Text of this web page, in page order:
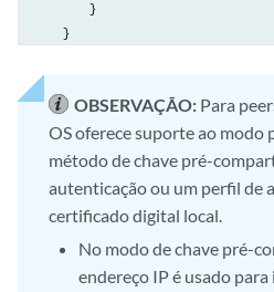
        }
    }
OBSERVAÇÃO: Para
OS oferece suporte ao modo
método de chave pré-
autenticação ou um perfil de
certificado digital local.
No modo de chave pré-
endereço IP é usado